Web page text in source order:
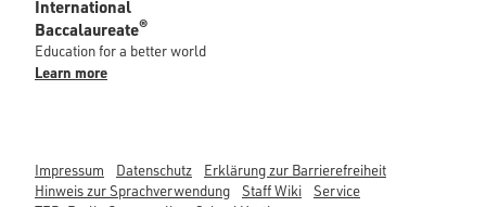
International
Baccalaureate®
Education for a better world
Learn more
Impressum Datenschutz
Erklärung zur Barrierefreiheit
Hinweis zur Sprachverwendung
Staff Wiki
Service